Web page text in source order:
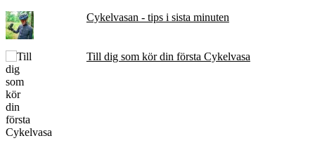
Cykelvasan - tips i sista minuten
Till dig som kör din första Cykelvasa